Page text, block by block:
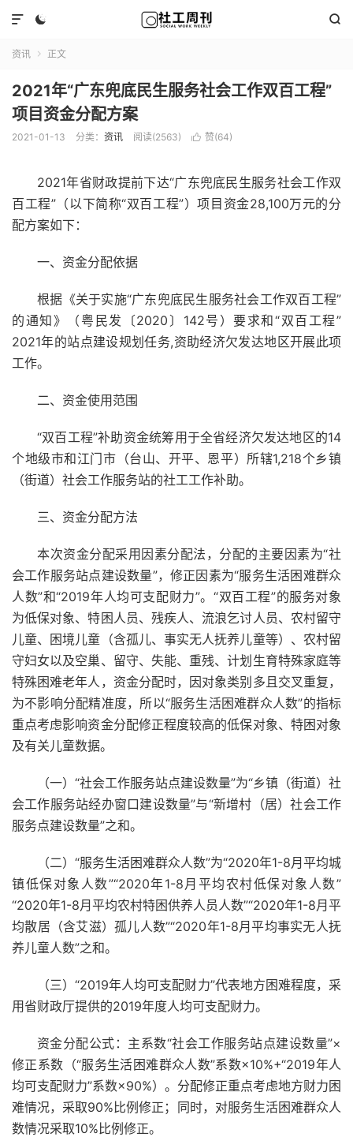
 

资讯  正文
2021年“广东兜底民生服务社会工作双百工程”
项目资金分配方案
2021-01-13 分类： 资讯 阅读(2563)  赞(64)
2021年省财政提前下达“广东兜底民生服务社会工作双
百工程”（以下简称“双百工程”）项目资金28,100万元的分
配方案如下：
一、资金分配依据
根据《关于实施“广东兜底民生服务社会工作双百工程”
的通知》（粤民发〔2020〕142号）要求和“双百工程”
2021年的站点建设规划任务,资助经济欠发达地区开展此项
工作。
二、资金使用范围
“双百工程”补助资金统筹用于全省经济欠发达地区的14
个地级市和江门市（台山、开平、恩平）所辖1,218个乡镇
（街道）社会工作服务站的社工工作补助。
三、资金分配方法
本次资金分配采用因素分配法，分配的主要因素为“社
会工作服务站点建设数量”，修正因素为“服务生活困难群众
人数”和“2019年人均可支配财力”。“双百工程”的服务对象
为低保对象、特困人员、残疾人、流浪乞讨人员、农村留守
儿童、困境儿童（含孤儿、事实无人抚养儿童等）、农村留
守妇女以及空巢、留守、失能、重残、计划生育特殊家庭等
特殊困难老年人，资金分配时，因对象类别多且交叉重复，
为不影响分配精准度，所以“服务生活困难群众人数”的指标
重点考虑影响资金分配修正程度较高的低保对象、特困对象
及有关儿童数据。
（一）“社会工作服务站点建设数量”为“乡镇（街道）社
会工作服务站经办窗口建设数量”与“新增村（居）社会工作
服务点建设数量”之和。
（二）“服务生活困难群众人数”为“2020年1-8月平均城
镇低保对象人数”“2020年1-8月平均农村低保对象人数”
“2020年1-8月平均农村特困供养人员人数”“2020年1-8月平
均散居（含艾滋）孤儿人数”“2020年1-8月平均事实无人抚
养儿童人数”之和。
（三）“2019年人均可支配财力”代表地方困难程度，采
用省财政厅提供的2019年度人均可支配财力。
资金分配公式：主系数“社会工作服务站点建设数量”×
修正系数（“服务生活困难群众人数”系数×10%+“2019年人
均可支配财力”系数×90%）。分配修正重点考虑地方财力困
难情况，采取90%比例修正；同时，对服务生活困难群众人
数情况采取10%比例修正。